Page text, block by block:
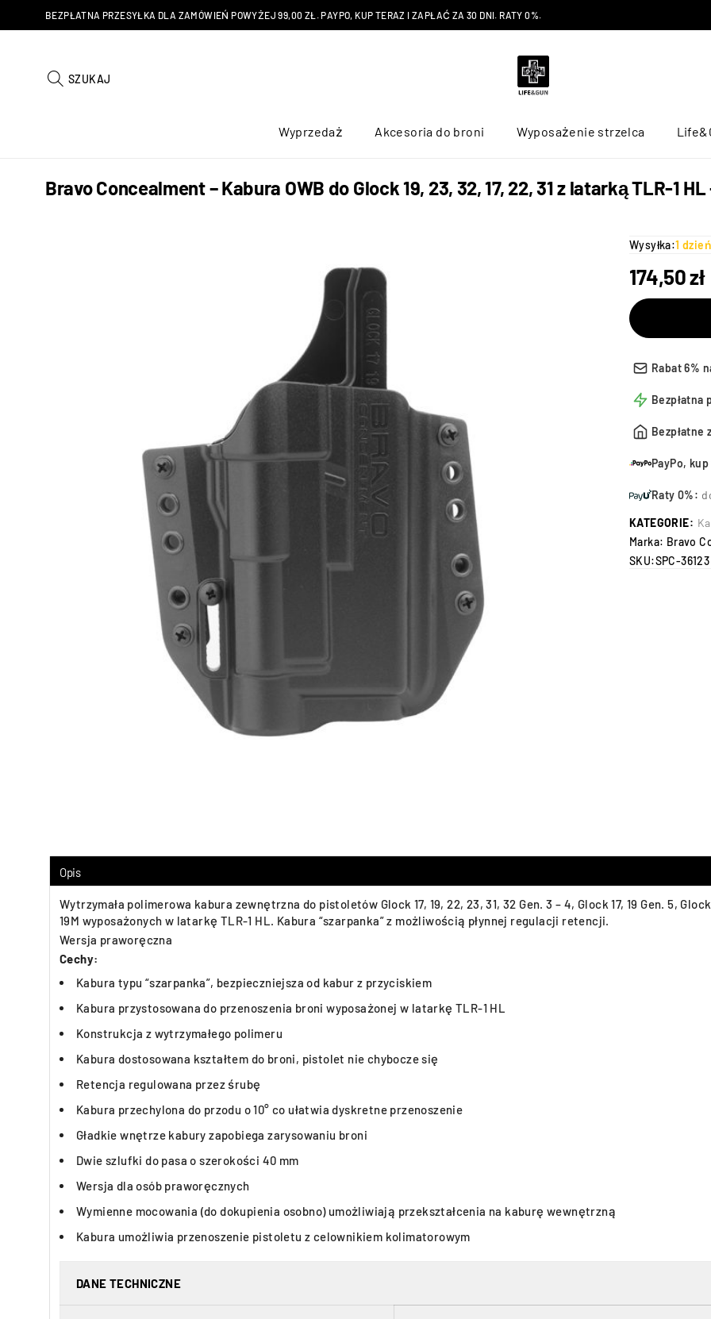
BEZPŁATNA PRZESYŁKA DLA ZAMÓWIEŃ POWYŻEJ 99,00 ZŁ. PAYPO, KUP TERAZ I ZAPŁAĆ ZA 30 DNI. RATY 0%.
SZUKAJ
Wyprzedaż Akcesoria do broni Wyposażenie strzelca
Bravo Concealment – Kabura OWB do Glock 19, 23, 32, 17, 22, 31 z latarką TLR-1
Wysyłka:1
174,50zł
Rabat 6%
Bezpłatna
Bezpłatne
PayPo,
Raty 0%:
KATEGORIE:
Marka: Bravo
SKU:SPC-36123
Opis
Wytrzymała polimerowa kabura zewnętrzna do pistoletów Glock 17, 19, 22, 23, 31, 32 Gen. 3 – 4, Glock 17, 19 Gen. 5, Glock
19M wyposażonych w latarkę TLR-1 HL. Kabura “szarpanka” z możliwością płynnej regulacji retencji.
Wersja praworęczna
Cechy:
Kabura typu “szarpanka”, bezpieczniejsza od kabur z przyciskiem
Kabura przystosowana do przenoszenia broni wyposażonej w latarkę TLR-1 HL
Konstrukcja z wytrzymałego polimeru
Kabura dostosowana kształtem do broni, pistolet nie chybocze się
Retencja regulowana przez śrubę
Kabura przechylona do przodu o 10° co ułatwia dyskretne przenoszenie
Gładkie wnętrze kabury zapobiega zarysowaniu broni
Dwie szlufki do pasa o szerokości 40 mm
Wersja dla osób praworęcznych
Wymienne mocowania (do dokupienia osobno) umożliwiają przekształcenia na kaburę wewnętrzną
Kabura umożliwia przenoszenie pistoletu z celownikiem kolimatorowym
DANE TECHNICZNE